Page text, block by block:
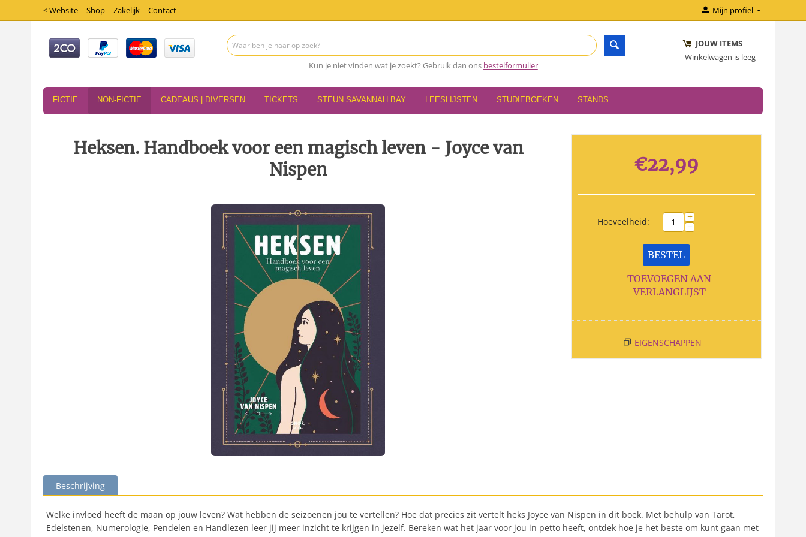
< Website Shop Zakelijk Contact Mijn profiel
Kun je niet vinden wat je zoekt? Gebruik dan ons bestelformulier
JOUW ITEMS
Winkelwagen is leeg
FICTIE NON-FICTIE CADEAUS | DIVERSEN TICKETS STEUN SAVANNAH BAY LEESLIJSTEN STUDIEBOEKEN STANDS
Heksen. Handboek voor een magisch leven - Joyce van
Nispen
€22,99
Hoeveelheid: +
−
BESTEL
TOEVOEGEN AAN
VERLANGLIJST
EIGENSCHAPPEN
Beschrijving
Welke invloed heeft de maan op jouw leven? Wat hebben de seizoenen jou te vertellen? Hoe dat precies zit vertelt heks Joyce van Nispen in dit boek. Met behulp van Tarot,
Edelstenen, Numerologie, Pendelen en Handlezen leer jij meer inzicht te krijgen in jezelf. Bereken wat het jaar voor jou in petto heeft, ontdek hoe je het beste om kunt gaan met